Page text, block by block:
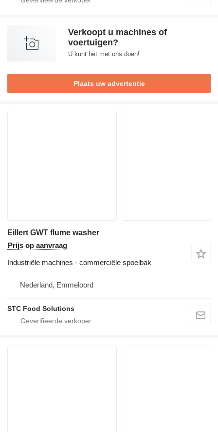
Verkoopt u machines of
voertuigen?
U kunt het met ons doen!
Plaats uw advertentie
Eillert GWT flume washer
Prijs op aanvraag
Industriële machines - commerciële spoelbak
Nederland, Emmeloord
STC Food Solutions